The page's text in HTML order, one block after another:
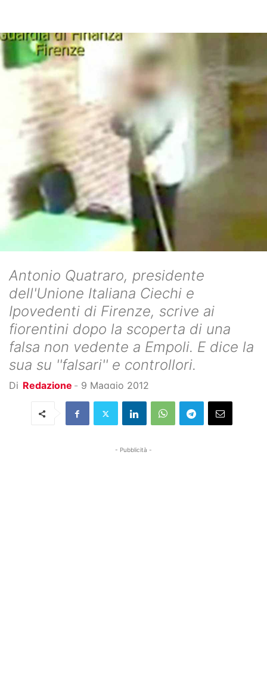
Antonio Quatraro, presidente
dell'Unione Italiana Ciechi e
Ipovedenti di Firenze, scrive ai
fiorentini dopo la scoperta di una
falsa non vedente a Empoli. E dice la
sua su ''falsari'' e controllori.
Di Redazione - 9 Maggio 2012
- Pubblicità -